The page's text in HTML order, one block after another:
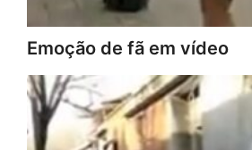
Emoção de fã em vídeo